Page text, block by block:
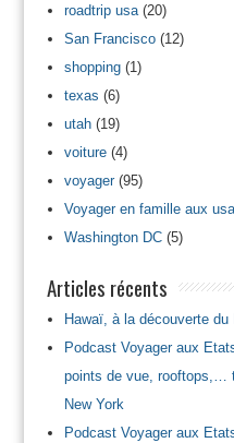
roadtrip usa(20)
San Francisco(12)
shopping(1)
texas (6)
utah(19)
voiture(4)
voyager(95)
Voyager en famille aux usa
Washington DC(5)
Articles récents
Hawaï, à la découverte du
Podcast Voyager aux
points de vue, rooftops,…
New York
Podcast Voyager aux